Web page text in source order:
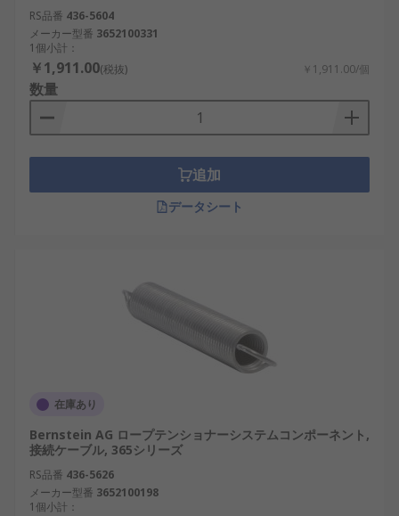
RS品番 436-5604
メーカー型番 3652100331
1個小計：
￥1,911.00(税抜) ￥1,911.00/個
数量
追加
データシート
在庫あり
Bernstein AG ロープテンショナーシステムコンポーネント,
接続ケーブル, 365シリーズ
RS品番 436-5626
メーカー型番 3652100198
1個小計：